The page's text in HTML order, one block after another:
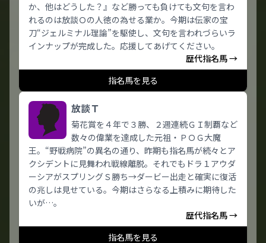
か、他はどうした？』など勝っても負けても文句を言わ
れるのは放談Ｏの人徳の為せる業か。今期は伝家の宝
刀“ジェルミナル理論”を駆使し、文句を言われづらいラ
インナップが完成した。応援してあげてください。
歴代指名馬 →
指名馬を見る
放談Ｔ
菊花賞を４年で３勝、２週連続ＧＩ制覇など
数々の偉業を達成した元祖・ＰＯＧ大魔
王。“野戦病院”の異名の通り、昨期も指名馬が続々とア
クシデントに見舞われ戦線離脱。それでもドラ１アウダ
ーシアがスプリングＳ勝ち→ダービー出走と確実に復活
の兆しは見せている。今期はさらなる上積みに期待した
いが…。
歴代指名馬 →
指名馬を見る